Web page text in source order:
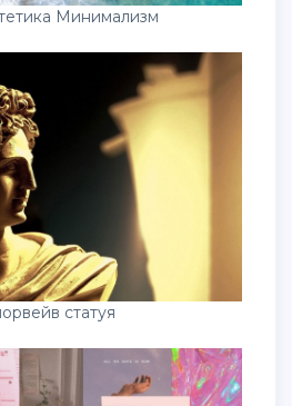
Минимализм
статуя